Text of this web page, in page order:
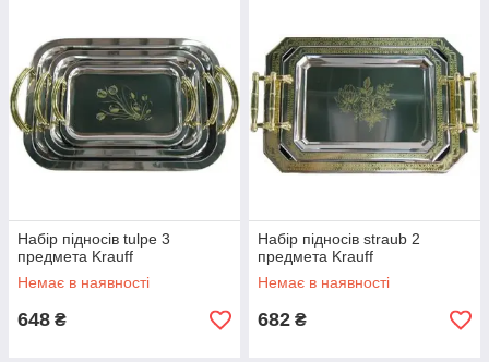
Набір підносів tulpe 3
предмета Krauff
Немає в наявності
648 ₴
Набір підносів straub 2
предмета Krauff
Немає в наявності
682 ₴